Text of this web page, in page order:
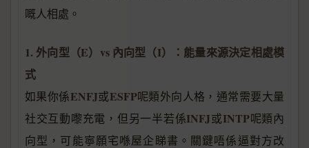
嘅人相處。
1. 外向型（E）vs 內向型（I）：能量來源決定相處模
式
如果你係ENFJ或ESFP呢類外向人格，通常需要大量
社交互動嚟充電，但另一半若係INFJ或INTP呢類內
向型，可能寧願宅喺屋企睇書。關鍵唔係逼對方改